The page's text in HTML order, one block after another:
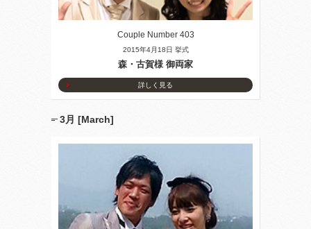
Couple Number 403
2015年4月18日 挙式
森・古賀様 御両家
詳しく見る
3月 [March]